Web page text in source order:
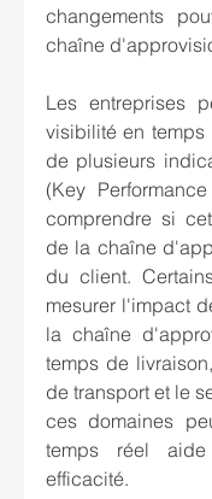
changements
chaîne
Les entreprises
visibilité en temps
de plusieurs
(Key
comprendre si
de la chaîne
du client.
mesurer l'impact
la chaîne
temps de
de transport et le
ces domaines
temps réel
efficacité.